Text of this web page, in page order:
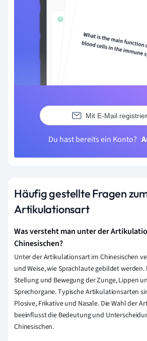
Mit E-Mail
Du hast bereits ein Konto?
Häufig gestellte Fragen
Artikulationsart
Was versteht man unter der
Chinesischen?
Unter der Artikulationsart im Chinesischen
und Weise, wie Sprachlaute gebildet werden.
Stellung und Bewegung der Zunge, Lippen
Sprechorgane. Typische Artikulationsarten
Plosive, Frikative und Nasale. Die Wahl der
beeinflusst die Bedeutung und
Chinesischen.